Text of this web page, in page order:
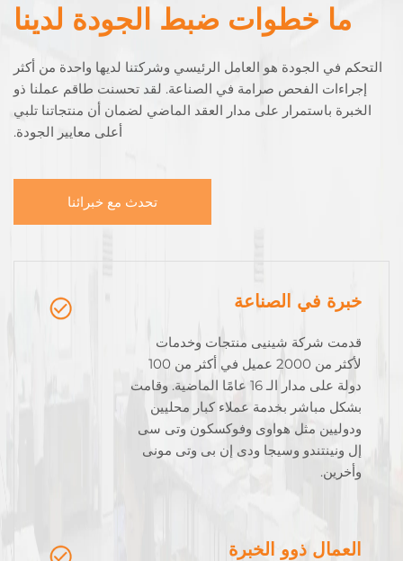
ما خطوات ضبط الجودة لدينا
التحكم في الجودة هو العامل الرئيسي وشركتنا لديها واحدة من أكثر
إجراءات الفحص صرامة في الصناعة. لقد تحسنت طاقم عملنا ذو
الخبرة باستمرار على مدار العقد الماضي لضمان أن منتجاتنا تلبي
أعلى معايير الجودة.
تحدث مع خبرائنا
خبرة في الصناعة
قدمت شركة شينيى منتجات وخدمات
لأكثر من 2000 عميل في أكثر من 100
دولة على مدار الـ 16 عامًا الماضية. وقامت
بشكل مباشر بخدمة عملاء كبار محليين
ودوليين مثل هواوى وفوكسكون وتى سى
إل ونينتندو وسيجا ودى إن بى وتى مونى
وأخرين.
العمال ذوو الخبرة